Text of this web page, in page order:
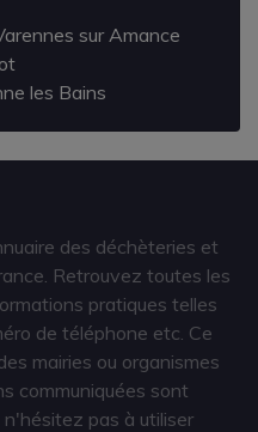
sur Amance
les Bains
des déchèteries et
Retrouvez toutes les
pratiques telles
de téléphone etc. Ce
mairies ou organismes
communiquées sont
n'hésitez pas à utiliser